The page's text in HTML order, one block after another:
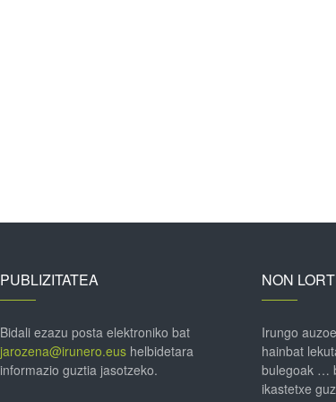
PUBLIZITATEA
Bidali ezazu posta elektroniko bat
jarozena@irunero.eushelbidetara
informazio guztia jasotzeko.
NON
Irungo
hainbat
bulegoak …
ikastetxe